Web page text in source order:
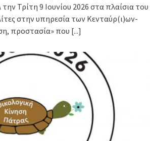
Τρίτη 9 Ιουνίου 2026 στα πλαίσια του
στην υπηρεσία των Κενταύρ(ι)ων-
προστασία» που [...]